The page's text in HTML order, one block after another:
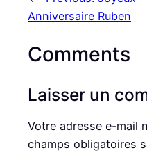
Anniversaire Ruben
Comments
Laisser un
Votre adresse e-mail
champs obligatoires